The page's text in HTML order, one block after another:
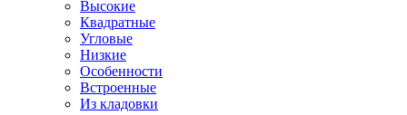
Высокие
Квадратные
Угловые
Низкие
Особенности
Встроенные
Из кладовки